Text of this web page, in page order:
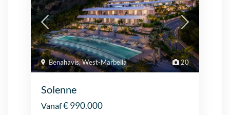
20
Benahavis,West-Marbella
Solenne
Vanaf€ 990.000